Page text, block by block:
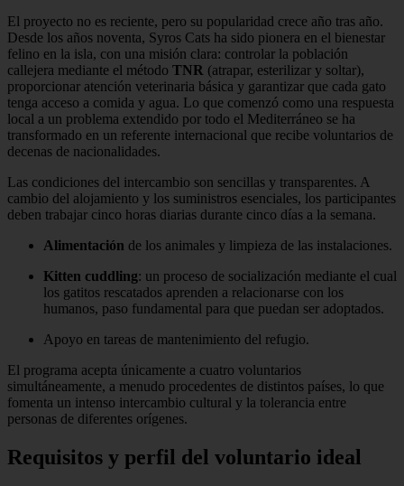
El proyecto no es reciente, pero su popularidad crece año tras año.
Desde los años noventa, Syros Cats ha sido pionera en el bienestar
felino en la isla, con una misión clara: controlar la población
callejera mediante el método TNR (atrapar, esterilizar y soltar),
proporcionar atención veterinaria básica y garantizar que cada gato
tenga acceso a comida y agua. Lo que comenzó como una respuesta
local a un problema extendido por todo el Mediterráneo se ha
transformado en un referente internacional que recibe voluntarios de
decenas de nacionalidades.
Las condiciones del intercambio son sencillas y transparentes. A
cambio del alojamiento y los suministros esenciales, los participantes
deben trabajar cinco horas diarias durante cinco días a la semana.
Alimentación de los animales y limpieza de las instalaciones.
Kitten cuddling: un proceso de socialización mediante el cual
los gatitos rescatados aprenden a relacionarse con los
humanos, paso fundamental para que puedan ser adoptados.
Apoyo en tareas de mantenimiento del refugio.
El programa acepta únicamente a cuatro voluntarios
simultáneamente, a menudo procedentes de distintos países, lo que
fomenta un intenso intercambio cultural y la tolerancia entre
personas de diferentes orígenes.
Requisitos y perfil del voluntario ideal